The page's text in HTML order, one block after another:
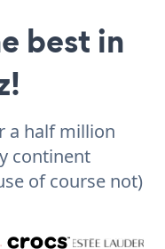
best in
a half million
continent
of course not)